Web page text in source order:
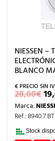
NIESSEN –
BLANCO
28,00€EL
Marca:
Ref.: 8940.7 BT
Stock